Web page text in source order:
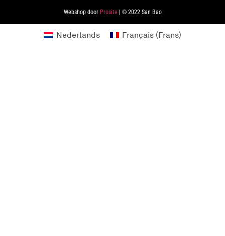
Webshop door Prosite| © 2022 San Bao
Nederlands Français(Frans)